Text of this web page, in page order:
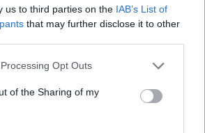
us to third parties on the IAB’s List of
that may further disclose it to other
Opt Outs
of the Sharing of my
Téléchargement
Vidéos
de «As the Years Go